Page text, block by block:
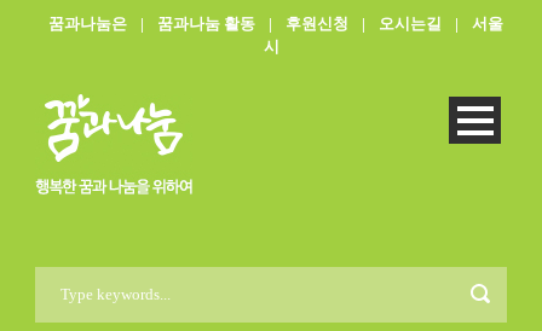
꿈과나눔은 | 꿈과나눔 활동 | 후원신청 | 오시는길 |
서울
시